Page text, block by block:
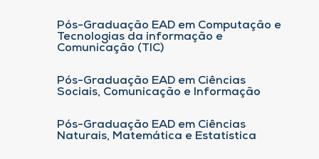
Pós-Graduação EAD em Computação e
Tecnologias da informação e
Comunicação (TIC)
Pós-Graduação EAD em Ciências
Sociais, Comunicação e Informação
Pós-Graduação EAD em Ciências
Naturais, Matemática e Estatística